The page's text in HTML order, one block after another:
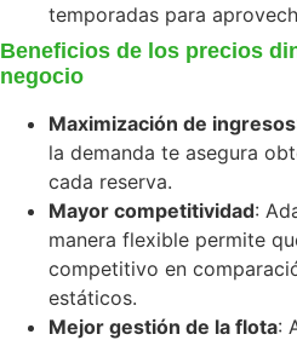
temporadas para
Beneficios de los precios
negocio
Maximización de ingresos
la demanda te asegura
cada reserva.
Mayor competitividad:
manera flexible permite
competitivo en
estáticos.
Mejor gestión de la flota: